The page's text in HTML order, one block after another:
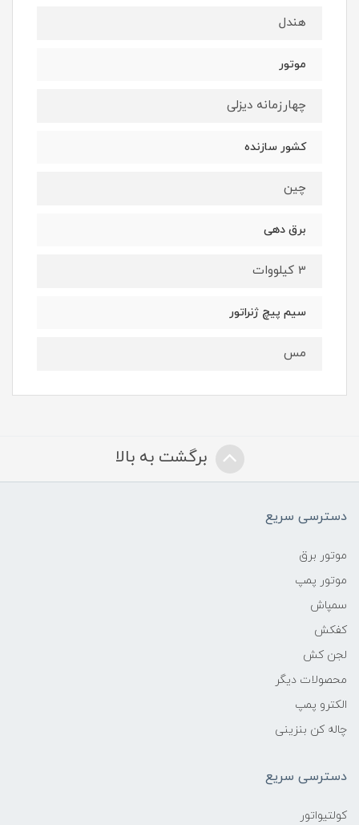
هندل
موتور
چهارزمانه دیزلی
کشور سازنده
چین
برق دهی
3 کیلووات
سیم پیچ ژنراتور
مس
برگشت به بالا
دسترسی سریع
موتور برق
موتور پمپ
سمپاش
کفکش
لجن کش
محصولات دیگر
الکترو پمپ
چاله کن بنزینی
دسترسی سریع
کولتیواتور